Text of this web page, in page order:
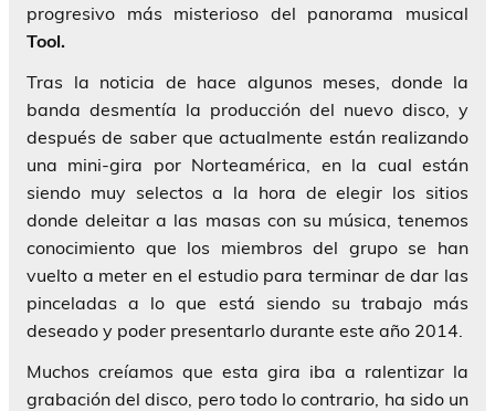
progresivo más misterioso del panorama musical
Tool.
Tras la noticia de hace algunos meses, donde la
banda desmentía la producción del nuevo disco, y
después de saber que actualmente están realizando
una mini-gira por Norteamérica, en la cual están
siendo muy selectos a la hora de elegir los sitios
donde deleitar a las masas con su música, tenemos
conocimiento que los miembros del grupo se han
vuelto a meter en el estudio para terminar de dar las
pinceladas a lo que está siendo su trabajo más
deseado y poder presentarlo durante este año 2014.
Muchos creíamos que esta gira iba a ralentizar la
grabación del disco, pero todo lo contrario, ha sido un